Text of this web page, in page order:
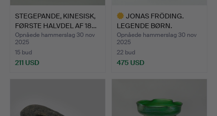
STEGEPANDE, KINESISK,
FØRSTE HALVDEL AF 18…
Opnåede hammerslag 30 nov
2025
15 bud
211 USD
JONAS FRÖDING.
LEGENDE BØRN.
Opnåede hammerslag 30 nov
2025
22 bud
475 USD